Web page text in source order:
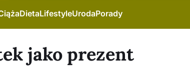
DietaLifestyleUrodaPorady
jako prezent